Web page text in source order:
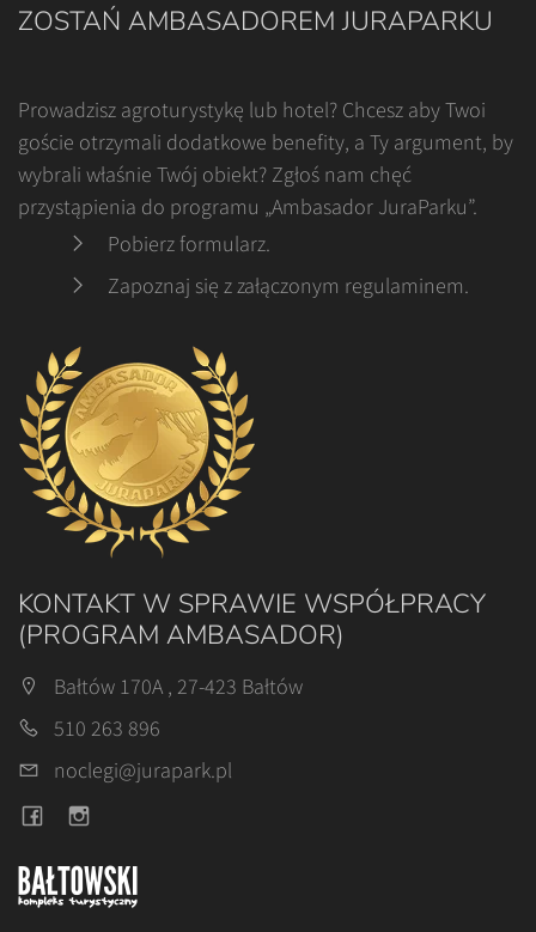
ZOSTAŃ AMBASADOREM JURAPARKU
Prowadzisz agroturystykę lub hotel? Chcesz aby Twoi
goście otrzymali dodatkowe benefity, a Ty argument, by
wybrali właśnie Twój obiekt? Zgłoś nam chęć
przystąpienia do programu „Ambasador JuraParku”.
Pobierz formularz.
Zapoznaj się z załączonym regulaminem.
KONTAKT W SPRAWIE WSPÓŁPRACY
(PROGRAM AMBASADOR)
Bałtów 170A , 27-423 Bałtów
510 263 896
noclegi@jurapark.pl